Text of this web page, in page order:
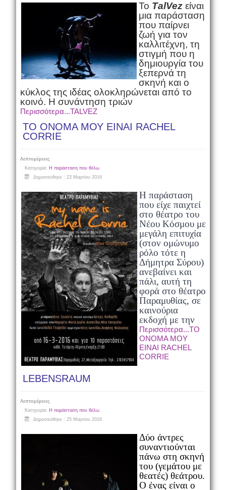
Το ΤalVez είναι
μια παράσταση
που παίρνει
ζωή για τον
καλλιτέχνη, τη
στιγμή που η
δημιουργία του
ξεπερνά τη
σκηνή και ο
κύκλος της ιδέας ολοκληρώνεται από το
κοινό. Η συνάντηση τριών
Περισσότερα...TALVEZ
ΤΟ ΟΝΟΜΑ ΜΟΥ ΕΙΝΑΙ RACHEL
CORRIE
Λεπτομέρειες
Κατηγορία: Η παράσταση που θέλω
Δημοσιεύθηκε : 23 Μαρτίου 2016
H παράσταση
που είχε παιχτεί
στο θέατρο του
Νέου Κόσμου με
μεγάλη επιτυχία
(στον ομώνυμο
ρόλο τότε η
Δήμητρα Σύρου)
ανεβαίνει και
πάλι, αυτή τη
φορά στο θέατρο
Παραμυθίας, σε
καινούρια
εκδοχή με την
Περισσότερα...ΤΟ
ΟΝΟΜΑ ΜΟΥ
ΕΙΝΑΙ RACHEL
CORRIE
LEBENSRAUM
Λεπτομέρειες
Κατηγορία: Η παράσταση που θέλω
Δημοσιεύθηκε : 25 Μαρτίου 2016
Δύο άντρες
συναντιούνται
πάνω στη σκηνή
του (γεμάτου με
θεατές) θεάτρου.
Ο ένας είναι ο